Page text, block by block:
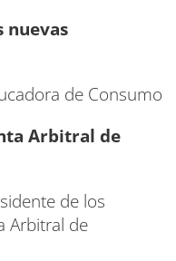
nuevas
de Consumo
Arbitral de
de los
Arbitral de